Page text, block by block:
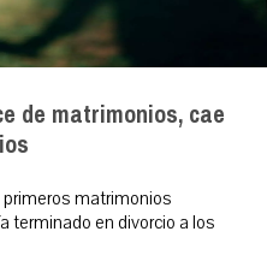
de matrimonios, cae
primeros matrimonios
terminado en divorcio a los